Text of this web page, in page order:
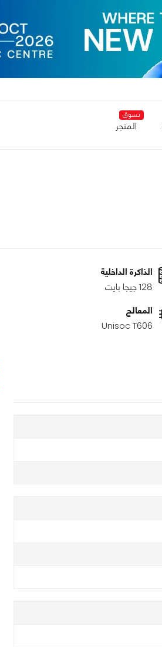
تسوق
المتجر
الذاكرة الداخلية
128 جيجا بايت
المعالج
Unisoc T606